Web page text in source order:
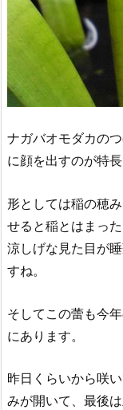
ナガバオモダカの
に顔を出すのが特長
形としては稲の穂
せると稲とはまった
涼しげな見た目が
すね。
そしてこの蕾も今
にあります。
昨日くらいから咲
みが開いて、最後